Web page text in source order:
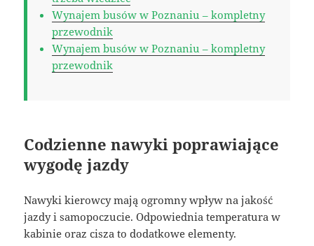
Wynajem busów w Poznaniu – kompletny
przewodnik
Wynajem busów w Poznaniu – kompletny
przewodnik
Codzienne nawyki poprawiające
wygodę jazdy
Nawyki kierowcy mają ogromny wpływ na jakość
jazdy i samopoczucie. Odpowiednia temperatura w
kabinie oraz cisza to dodatkowe elementy.